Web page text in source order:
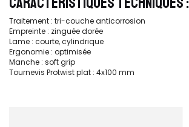
Traitement : tri-couche anticorrosion
Empreinte : zinguée dorée
Lame : courte, cylindrique
Ergonomie : optimisée
Manche : soft grip
Tournevis Protwist plat : 4x100 mm